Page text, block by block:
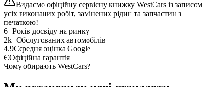
Видаємо офіційну сервісну книжку WestCars із записом
усіх виконаних робіт, замінених рідин та запчастин з
печаткою!
6+Років досвіду на ринку
2k+Обслугованих автомобілів
4.9Середня оцінка Google
ЄОфіційна гарантія
Чому обирають WestCars?